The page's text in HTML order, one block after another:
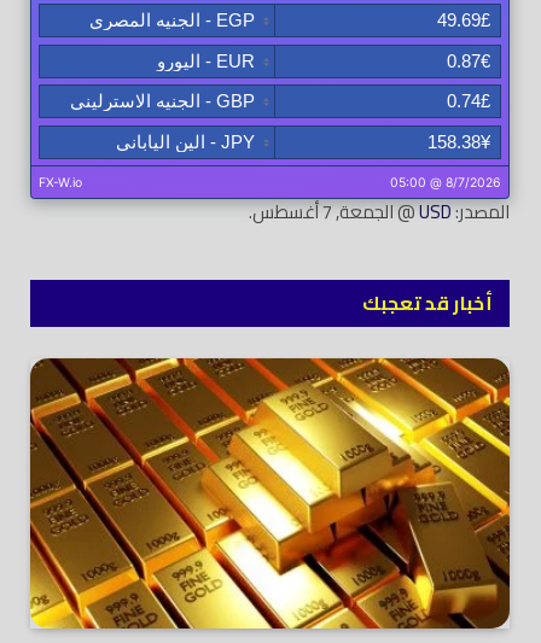
المصدر:USD@ الجمعة, 7 أغسطس.
أخبار قد تعجبك